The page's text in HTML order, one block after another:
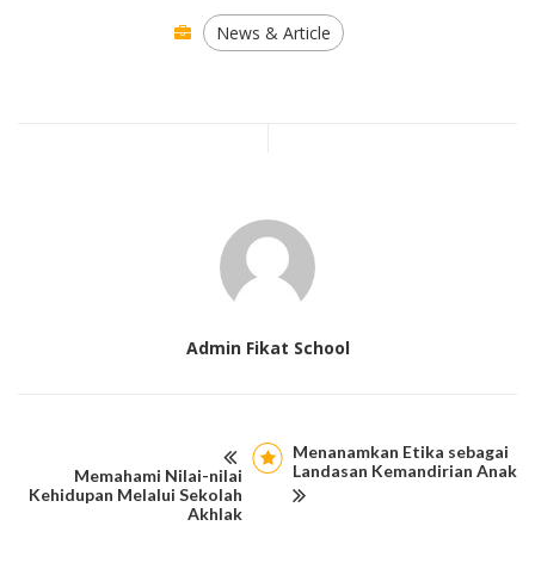
News & Article
Admin Fikat School
Memahami Nilai-nilai
Kehidupan Melalui Sekolah
Akhlak
Menanamkan Etika sebagai
Landasan Kemandirian Anak